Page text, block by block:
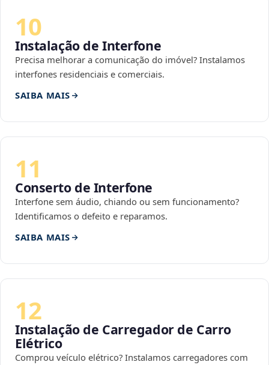
10
Instalação de Interfone
Precisa melhorar a comunicação do imóvel? Instalamos
interfones residenciais e comerciais.
SAIBA MAIS
11
Conserto de Interfone
Interfone sem áudio, chiando ou sem funcionamento?
Identificamos o defeito e reparamos.
SAIBA MAIS
12
Instalação de Carregador de Carro
Elétrico
Comprou veículo elétrico? Instalamos carregadores com